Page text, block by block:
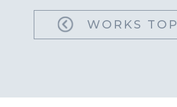
WORKS TOP